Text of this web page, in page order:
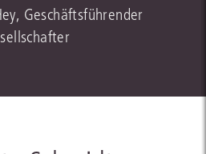
Geschäftsführender